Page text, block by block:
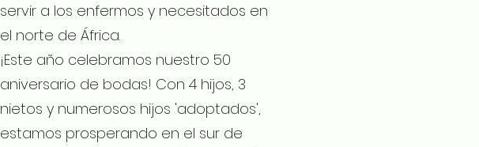
servir a los enfermos y necesitados en
el norte de África.
¡Este año celebramos nuestro 50
aniversario de bodas! Con 4 hijos, 3
nietos y numerosos hijos 'adoptados',
estamos prosperando en el sur de